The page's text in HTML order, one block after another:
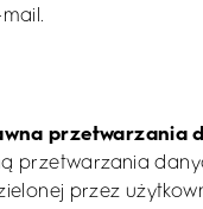
przetwarzania
przetwarzania
przez